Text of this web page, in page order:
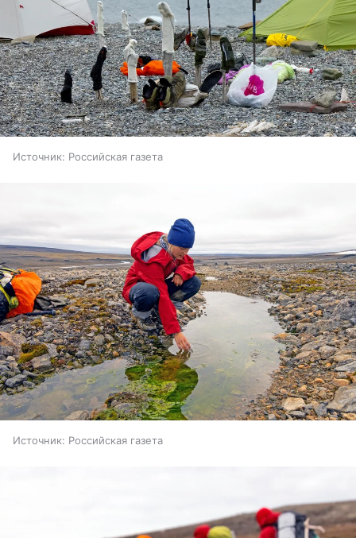
Источник: Российская газета
Источник: Российская газета